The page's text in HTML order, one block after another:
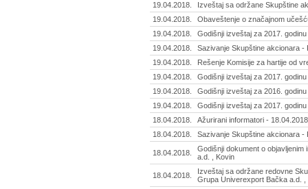
19.04.2018.
Izveštaj sa održane Skupštine
19.04.2018.
Obaveštenje o značajnom
19.04.2018.
Godišnji izveštaj za 2017.
19.04.2018.
Sazivanje Skupštine akcionara
19.04.2018.
Rešenje Komisije za hartije od
19.04.2018.
Godišnji izveštaj za 2017.
19.04.2018.
Godišnji izveštaj za 2016.
19.04.2018.
Godišnji izveštaj za 2017.
18.04.2018.
Ažurirani informatori - 18.04.2018
18.04.2018.
Sazivanje Skupštine akcionara -
18.04.2018.
Godišnji dokument o
a.d. , Kovin
18.04.2018.
Izveštaj sa održane redovne
Grupa Univerexport Bačka a.d. ,